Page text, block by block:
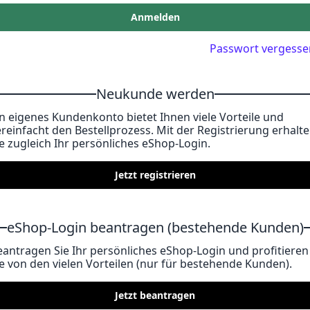
Anmelden
Passwort
Neukunde werden
eigenes Kundenkonto bietet Ihnen viele Vorteile und
den Bestellprozess. Mit der Registrierung
zugleich Ihr persönliches eShop-Login.
Jetzt registrieren
eShop-Login beantragen (bestehende Kunden)
Sie Ihr persönliches eShop-Login und profitieren
von den vielen Vorteilen (nur für bestehende Kunden).
Jetzt beantragen